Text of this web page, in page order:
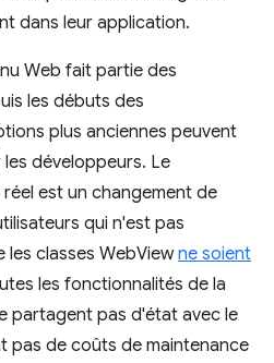
dans leur application.
Web fait partie des
les débuts des
plus anciennes peuvent
développeurs. Le
est un changement de
qui n'est pas
les classes WebViewne soient
les fonctionnalités de la
partagent pas d'état avec le
pas de coûts de maintenance